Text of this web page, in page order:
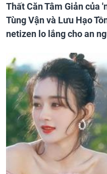
Thất Căn Tâm Giản của
Tùng Vận và Lưu Hạo
netizen lo lắng cho an